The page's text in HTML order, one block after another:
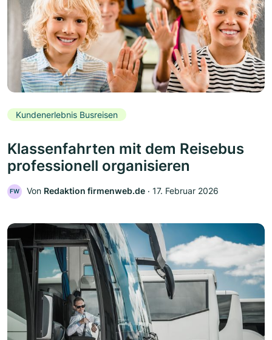
Kundenerlebnis Busreisen
Klassenfahrten mit dem Reisebus
professionell organisieren
FW Von Redaktion firmenweb.de ‧ 17. Februar 2026